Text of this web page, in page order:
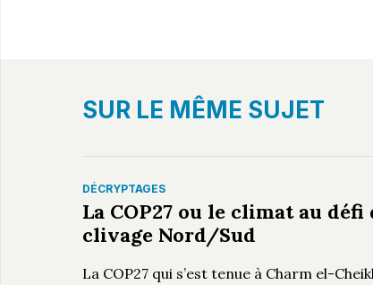
SUR LE MÊME SUJET
DÉCRYPTAGES
La COP27 ou le climat au défi
clivage Nord/Sud
La COP27 qui s’est tenue à Charm el-